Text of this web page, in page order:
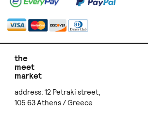
the
meet
market
address: 12 Petraki street,
105 63 Athens / Greece